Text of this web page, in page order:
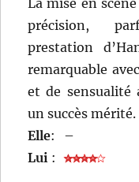
précision,
prestation
remarquable
et de sensualité
un succès mérité.
Elle:
–
Lui :